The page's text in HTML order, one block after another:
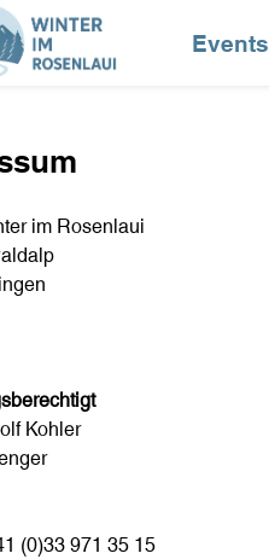
Events
im Rosenlaui
Kohler
(0)33 971 35 15